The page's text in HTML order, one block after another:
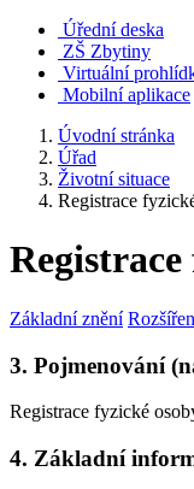
Úřední deska
ZŠ Zbytiny
Virtuální
Mobilní aplikace
Úvodní stránka
Úřad
Životní situace
Registrace
Základní znění
3. Pojmenování
Registrace fyzické
4. Základní